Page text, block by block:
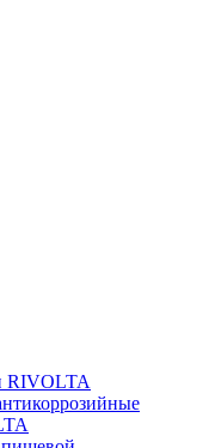
RIVOLTA